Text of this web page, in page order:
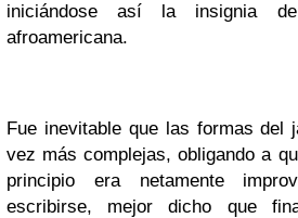
iniciándose así la insignia
afroamericana.
Fue inevitable que las formas del
vez más complejas, obligando a
principio era netamente
escribirse, mejor dicho que